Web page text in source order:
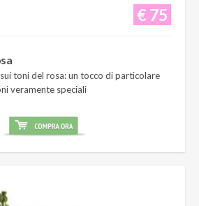
€ 75
toni del rosa: un tocco di particolare
veramente speciali